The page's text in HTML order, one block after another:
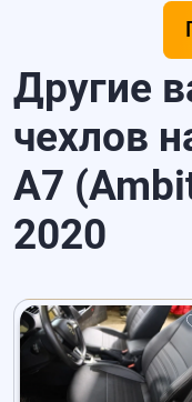
Другие
чехлов
A7
2020